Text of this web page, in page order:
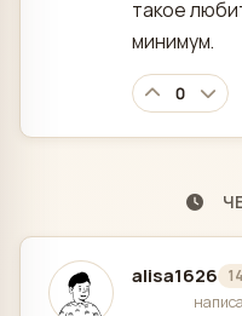
такое
минимум.
0
alisa1626 14